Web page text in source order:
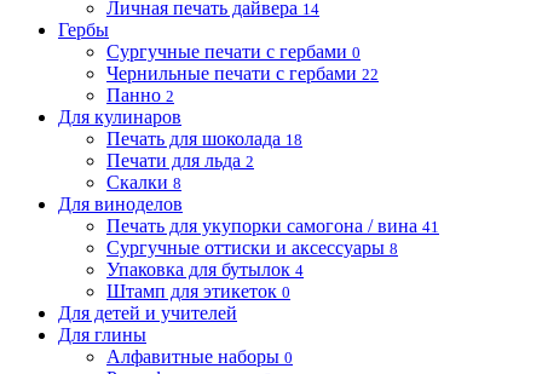
Личная печать дайвера 14
Гербы
Сургучные печати с гербами 0
Чернильные печати с гербами 22
Панно 2
Для кулинаров
Печать для шоколада 18
Печати для льда 2
Скалки 8
Для виноделов
Печать для укупорки самогона / вина 41
Сургучные оттиски и аксессуары 8
Упаковка для бутылок 4
Штамп для этикеток 0
Для детей и учителей
Для глины
Алфавитные наборы 0